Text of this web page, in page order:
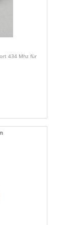
434 Mhz für